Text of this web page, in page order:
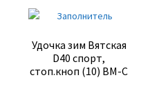
Удочка зим Вятская
D40 спорт,
стоп.кноп (10) ВМ-С